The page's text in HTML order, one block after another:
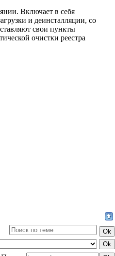
Включает в себя
и деинсталляции, со
свои пункты
очистки реестра